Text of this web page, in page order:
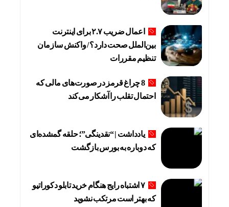
اعمال ضریب ۲.۷ برای اینترنت
بین‌الملل صحت دارد؟ / واکنش سازمان
تنظیم مقررات
8 چراغ قرمز در صورت‌های مالی که
احتمال تقلب را آشکار می‌کند
یادداشت | “نقدینگی”؛ حلقه گمشده‌ای
که دوباره به بورس بازگشت
۷ اشتباه رایج هنگام خرید تابلو دکوراتیو
که بهتر است مرتکب نشوید